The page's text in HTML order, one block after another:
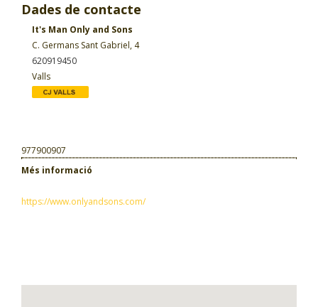
Dades de contacte
It's Man Only and Sons
C. Germans Sant Gabriel, 4
620919450
Valls
977900907
Més informació
https://www.onlyandsons.com/